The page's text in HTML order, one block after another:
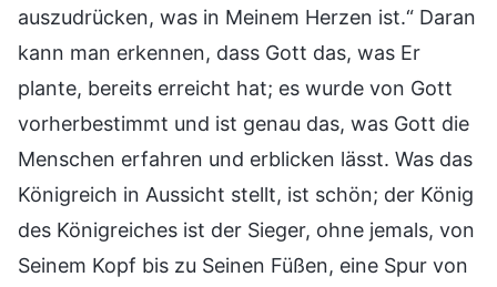
auszudrücken, was in Meinem Herzen ist.“ Daran
kann man erkennen, dass Gott das, was Er
plante, bereits erreicht hat; es wurde von Gott
vorherbestimmt und ist genau das, was Gott die
Menschen erfahren und erblicken lässt. Was das
Königreich in Aussicht stellt, ist schön; der König
des Königreiches ist der Sieger, ohne jemals, von
Seinem Kopf bis zu Seinen Füßen, eine Spur von